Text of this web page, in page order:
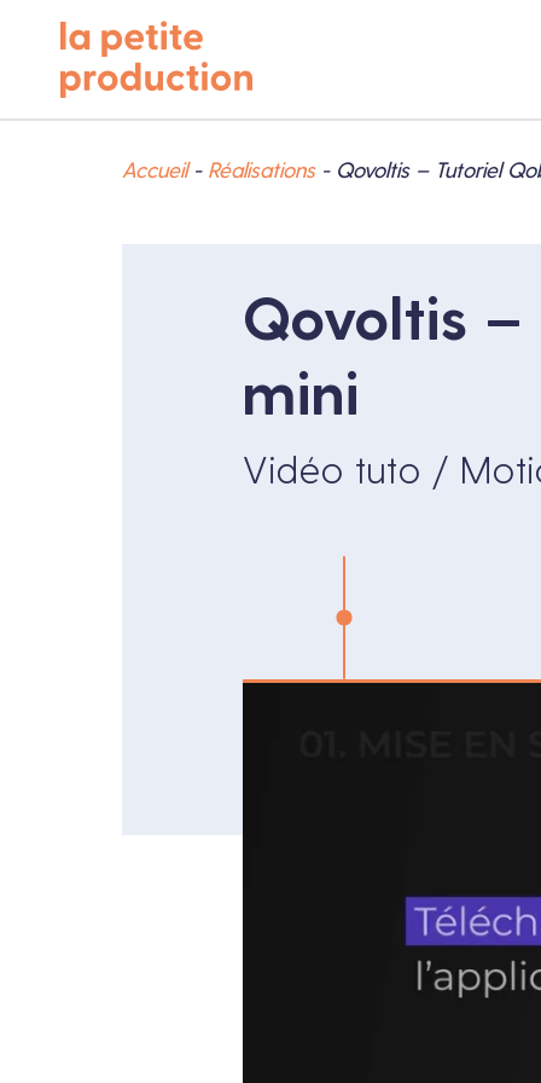
Accueil- Réalisations- Qovoltis – Tutoriel
Qovoltis
mini
Vidéo tuto /